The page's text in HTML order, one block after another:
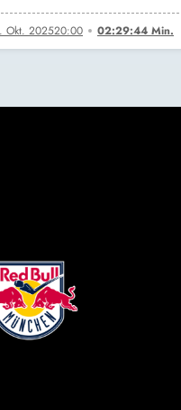
Okt. 202520:00 02:29:44 Min.